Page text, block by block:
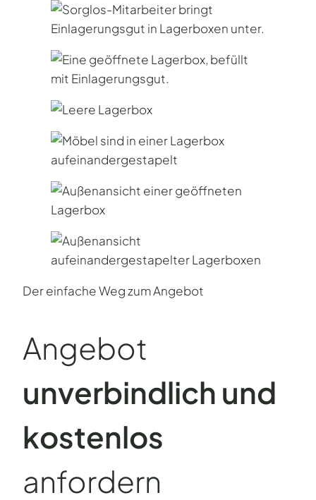
Der einfache Weg zum Angebot
Angebot
unverbind­lich und
kostenlos
anfordern